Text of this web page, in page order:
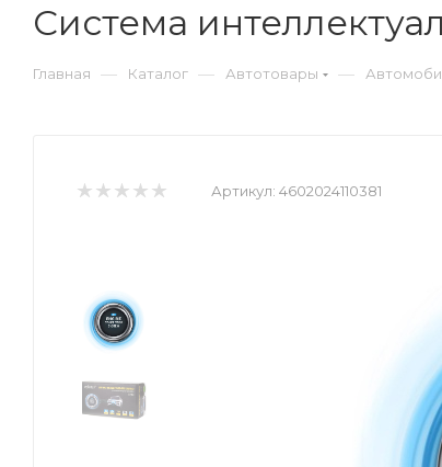
Система
Главная — Каталог — Автотовары —
Артикул: 4602024110381